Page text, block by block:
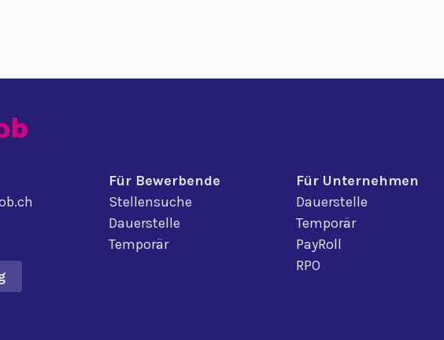
Für Bewerbende
Stellensuche
Dauerstelle
Temporär
Für Unternehmen
Dauerstelle
Temporär
PayRoll
RPO